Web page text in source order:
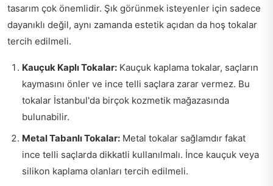
tasarım çok önemlidir. Şık görünmek isteyenler için sadece
dayanıklı değil, aynı zamanda estetik açıdan da hoş tokalar
tercih edilmeli.
Kauçuk Kaplı Tokalar: Kauçuk kaplama tokalar, saçların
kaymasını önler ve ince telli saçlara zarar vermez. Bu
tokalar İstanbul'da birçok kozmetik mağazasında
bulunabilir.
Metal Tabanlı Tokalar: Metal tokalar sağlamdır fakat
ince telli saçlarda dikkatli kullanılmalı. İnce kauçuk veya
silikon kaplama olanları tercih edilmeli.